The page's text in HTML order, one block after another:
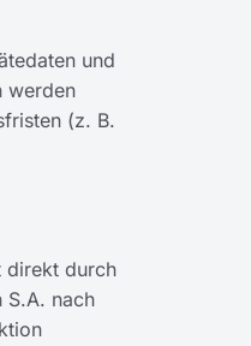
und
werden
(z. B.
direkt durch
S.A. nach